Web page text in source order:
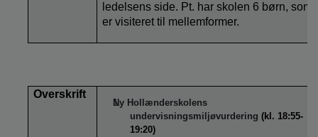
ledelsens side. Pt. har skolen 6 børn, som
er visiteret til mellemformer.
Overskrift
Ny Hollænderskolens
undervisningsmiljøvurdering(kl. 18:55-
19:20)